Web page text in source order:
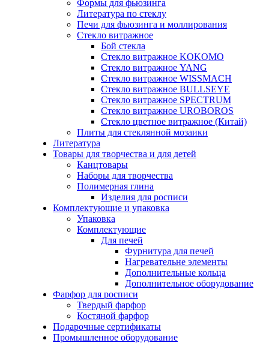
Формы для фьюзинга
Литература по стеклу
Печи для фьюзинга и моллирования
Стекло витражное
Бой стекла
Стекло витражное KOKOMO
Стекло витражное YANG
Стекло витражное WISSMACH
Стекло витражное BULLSEYE
Стекло витражное SPECTRUM
Стекло витражное UROBOROS
Стекло цветное витражное (Китай)
Плиты для стеклянной мозаики
Литература
Товары для творчества и для детей
Канцтовары
Наборы для творчества
Полимерная глина
Изделия для росписи
Комплектующие и упаковка
Упаковка
Комплектующие
Для печей
Фурнитура для печей
Нагревательне элементы
Дополнительные кольца
Дополнительное оборудование
Фарфор для росписи
Твердый фарфор
Костяной фарфор
Подарочные сертификаты
Промышленное оборудование